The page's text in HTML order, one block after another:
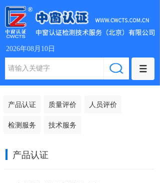
2026年08月10日
产品认证 质量评价 人员评价
检测服务 技术服务
产品认证